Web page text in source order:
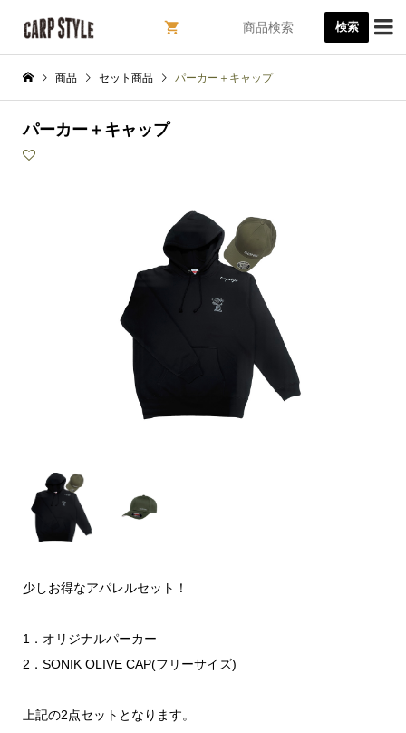
検索 
商品 セット商品 パーカー＋キャップ
パーカー＋キャップ
少しお得なアパレルセット！
1．オリジナルパーカー
2．SONIK OLIVE CAP(フリーサイズ)
上記の2点セットとなります。